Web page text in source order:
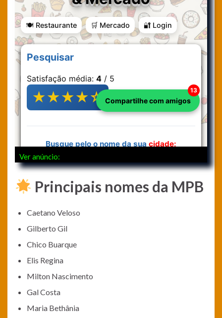
Ver anúncio:
Principais nomes da MPB
Caetano Veloso
Gilberto Gil
Chico Buarque
Elis Regina
Milton Nascimento
Gal Costa
Maria Bethânia